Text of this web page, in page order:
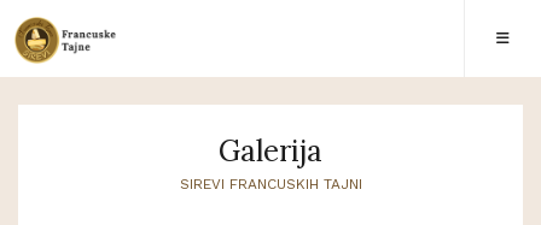
Galerija
SIREVI FRANCUSKIH TAJNI